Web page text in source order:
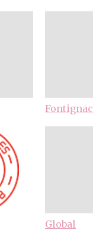
Fontignac
Global